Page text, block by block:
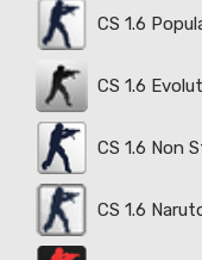
CS 1.6
CS 1.6
CS 1.6 Non
CS 1.6